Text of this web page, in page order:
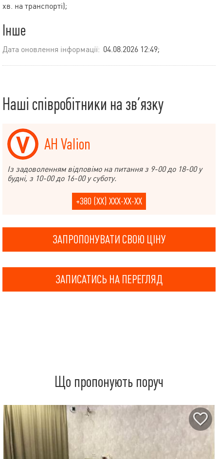
хв. на транспорті);
Інше
Дата оновлення інформації: 04.08.2026 12:49;
Наші співробітники на зв’язку
АН Valion
Із задоволенням відповімо на питання з 9-00 до 18-00 у
будні, з 10-00 до 16-00 у суботу.
+380 (XX) XXX-XX-XX
ЗАПРОПОНУВАТИ СВОЮ ЦІНУ
ЗАПИСАТИСЬ НА ПЕРЕГЛЯД
Що пропонують поруч